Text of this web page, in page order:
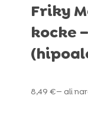
Friky
kocke
8,49 €— ali